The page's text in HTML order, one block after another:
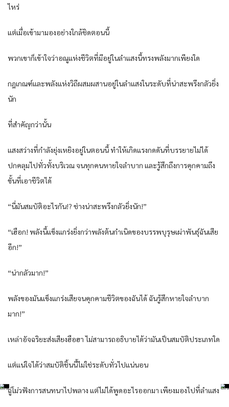
ไหร่
แต่เมื่อเข้ามามองอย่างใกล้ชิดตอนนี้
พวกเขาก็เข้าใจว่าอณูแห่งชีวิตที่มีอยู่ในลำแสงนี้ทรงพลังมากเพียงใด
กฎเกณฑ์และพลังแห่งวิถีผสมผสานอยู่ในลำแสงในระดับที่น่าสะพรึงกลัวยิ่ง
นัก
ที่สำคัญกว่านั้น
แสงสว่างที่กำลังยุ่งเหยิงอยู่ในตอนนี้ ทำให้เกิดแรงกดดันที่บรรยายไม่ได้
ปกคลุมไปทั่วทั้งบริเวณ จนทุกคนหายใจลำบาก และรู้สึกถึงการคุกคามถึง
ขั้นที่เอาชีวิตได้
“นี่มันสมบัติอะไรกัน!? ช่างน่าสะพรึงกลัวยิ่งนัก!”
“เฮือก! พลังนี้แข็งแกร่งยิ่งกว่าพลังต้นกำเนิดของบรรพบุรุษเผ่าพันธุ์ฉันเสีย
อีก!”
“น่ากลัวมาก!”
พลังของมันแข็งแกร่งเสียจนคุกคามชีวิตของฉันได้ ฉันรู้สึกหายใจลำบาก
มาก!”
เหล่าอัจฉริยะส่งเสียงฮือฮา ไม่สามารถอธิบายได้ว่ามันเป็นสมบัติประเภทใด
แต่แน่ใจได้ว่าสมบัติชิ้นนี้ไม่ใช่ระดับทั่วไปแน่นอน
ฉู่โม่วฟังการสนทนาไปพลาง แต่ไม่ได้พูดอะไรออกมา เพียงมองไปที่ลำแสง